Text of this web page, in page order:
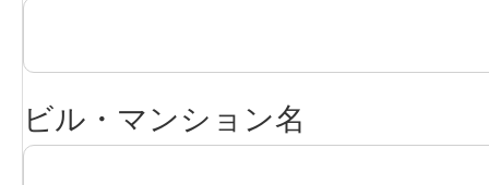
ビル・マンション名